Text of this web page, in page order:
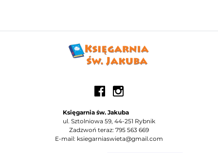
Księgarnia św. Jakuba
ul. Sztolniowa 59, 44-251 Rybnik
Zadzwoń teraz: 795 563 669
E-mail: ksiegarniaswieta@gmail.com